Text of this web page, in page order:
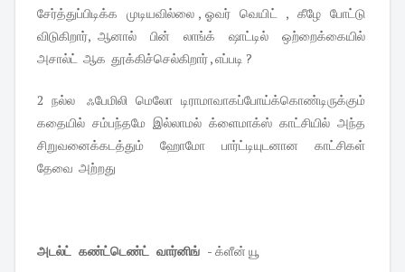
சேர்த்துப்பிடிக்க முடியவில்லை , ஓவர் வெயிட் , கீழே போட்டு
விடுகிறார், ஆனால் பின் லாங்க் ஷாட்டில் ஒற்றைக்கையில்
அசால்ட் ஆக தூக்கிச்செல்கிறார் , எப்படி ?
2 நல்ல ஃபேமிலி மெலோ டிராமாவாகப்போய்க்கொண்டிருக்கும்
கதையில் சம்பந்தமே இல்லாமல் க்ளைமாக்ஸ் காட்சியில் அந்த
சிறுவனைக்கடத்தும் ஹோமோ பார்ட்டியுடனான காட்சிகள்
தேவை அற்றது
அடல்ட் கண்ட்டெண்ட் வார்னிங் - க்ளீன் யூ